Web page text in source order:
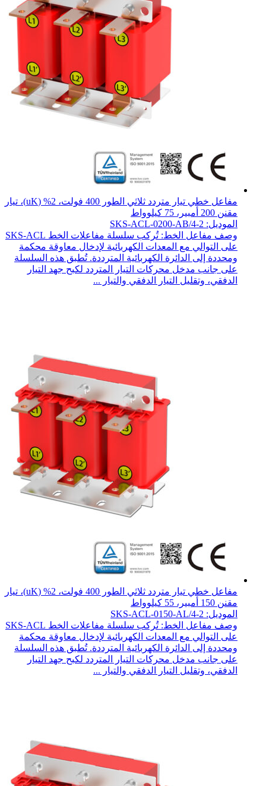
مفاعل خطي تيار متردد ثلاثي الطور 400 فولت، 2% (uK)، تيار
مقنن 200 أمبير، 75 كيلوواط
الموديل: SKS-ACL-0200-AB/4-2
وصف مفاعل الخط: تُركب سلسلة مفاعلات الخط SKS-ACL
على التوالي مع المعدات الكهربائية لإدخال معاوقة محكمة
ومحددة إلى الدائرة الكهربائية المترددة. تُطبق هذه السلسلة
على جانب مدخل محركات التيار المتردد لكبح جهد التيار
الدفقي، وتقليل التيار الدفقي والتيار ...
مفاعل خطي تيار متردد ثلاثي الطور 400 فولت، 2% (uK)، تيار
مقنن 150 أمبير، 55 كيلوواط
الموديل: SKS-ACL-0150-AL/4-2
وصف مفاعل الخط: تُركب سلسلة مفاعلات الخط SKS-ACL
على التوالي مع المعدات الكهربائية لإدخال معاوقة محكمة
ومحددة إلى الدائرة الكهربائية المترددة. تُطبق هذه السلسلة
على جانب مدخل محركات التيار المتردد لكبح جهد التيار
الدفقي، وتقليل التيار الدفقي والتيار ...